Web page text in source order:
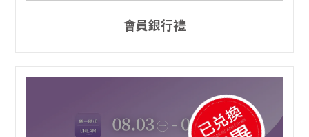
會員銀行禮